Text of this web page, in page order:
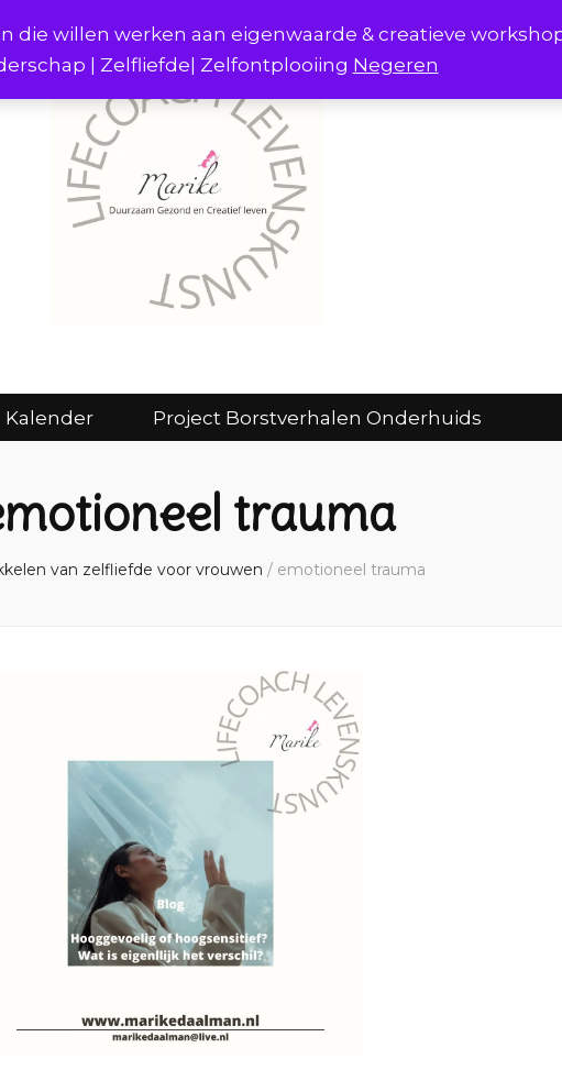
die willen werken aan eigenwaarde & creatieve
| Zelfliefde| Zelfontplooiing Negeren
Kalender Project Borstverhalen Onderhuids
Consulten en coaching Kalender Project
trauma
van zelfliefde voor vrouwen / emotioneel trauma